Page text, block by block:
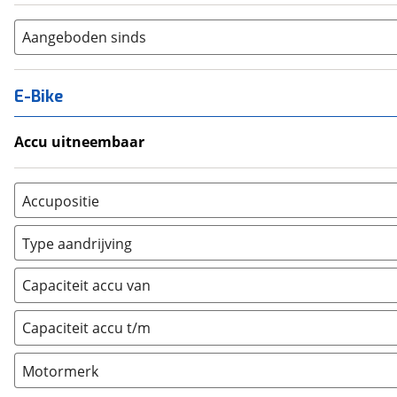
Aangeboden sinds
E-Bike
Accu uitneembaar
Nee, vast (0)
Accupositie
Bagagedrager (0)
Frame (0 )
Vloer (0
Achterbank (0)
Kofferbak (0)
Overig (0)
Type aandrijving
Achterwiel (0)
Trapas
Voorwiel
Capaciteit accu van
Capaciteit accu t/m
Motormerk